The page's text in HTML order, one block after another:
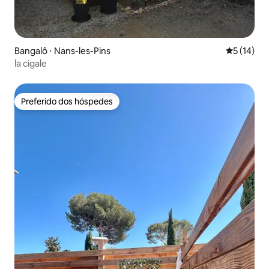
Bangalô ⋅ Nans-les-Pins 5 de uma
5 (14)
la cigale
Preferido dos hóspedes
Preferido dos hóspedes